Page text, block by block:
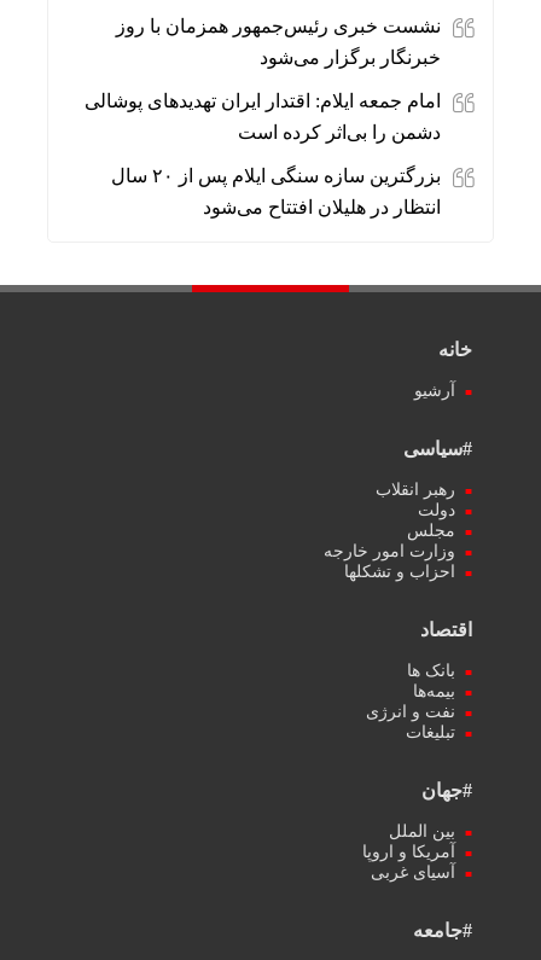
نشست خبری رئیس‌جمهور همزمان با روز
خبرنگار برگزار می‌شود
امام جمعه ایلام: اقتدار ایران تهدیدهای پوشالی
دشمن را بی‌اثر کرده است
بزرگترین سازه سنگی ایلام پس از ۲۰ سال
انتظار در هلیلان افتتاح می‌شود
خانه
آرشیو
#سیاسی
رهبر انقلاب
دولت
مجلس
وزارت امور خارجه
احزاب و تشکلها
اقتصاد
بانک ها
بیمه‌ها
نفت و انرژی
تبلیغات
#جهان
بین الملل
آمریکا و اروپا
آسیای غربی
#جامعه